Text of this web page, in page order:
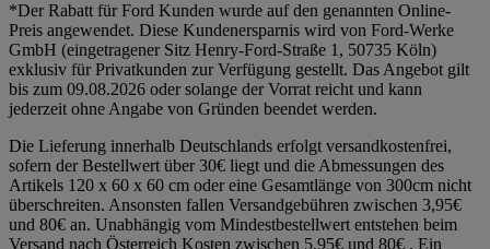
*Der Rabatt für Ford Kunden wurde auf den genannten Online-
Preis angewendet. Diese Kundenersparnis wird von Ford-Werke
GmbH (eingetragener Sitz Henry-Ford-Straße 1, 50735 Köln)
exklusiv für Privatkunden zur Verfügung gestellt. Das Angebot gilt
bis zum 09.08.2026 oder solange der Vorrat reicht und kann
jederzeit ohne Angabe von Gründen beendet werden.
Die Lieferung innerhalb Deutschlands erfolgt versandkostenfrei,
sofern der Bestellwert über 30€ liegt und die Abmessungen des
Artikels 120 x 60 x 60 cm oder eine Gesamtlänge von 300cm nicht
überschreiten. Ansonsten fallen Versandgebühren zwischen 3,95€
und 80€ an. Unabhängig vom Mindestbestellwert entstehen beim
Versand nach Österreich Kosten zwischen 5,95€ und 80€ . Ein